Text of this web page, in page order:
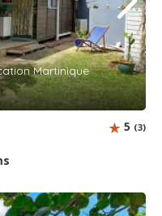
Martinique
5 (3)